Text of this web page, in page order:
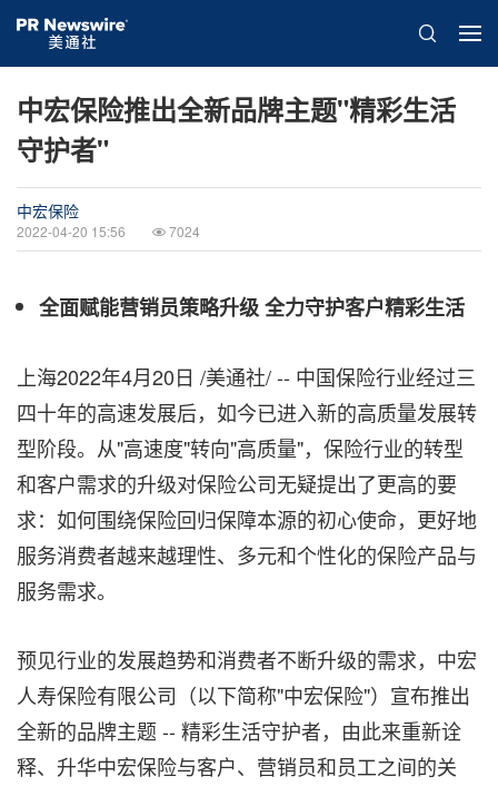
中宏保险推出全新品牌主题"精彩生活
守护者"
中宏保险
2022-04-20 15:56 7024
全面赋能营销员策略升级 全力守护客户精彩生活
上海2022年4月20日 /美通社/ -- 中国保险行业经过三
四十年的高速发展后，如今已进入新的高质量发展转
型阶段。从"高速度"转向"高质量"，保险行业的转型
和客户需求的升级对保险公司无疑提出了更高的要
求：如何围绕保险回归保障本源的初心使命，更好地
服务消费者越来越理性、多元和个性化的保险产品与
服务需求。
预见行业的发展趋势和消费者不断升级的需求，中宏
人寿保险有限公司（以下简称"中宏保险"）宣布推出
全新的品牌主题-- 精彩生活守护者，由此来重新诠
释、升华中宏保险与客户、营销员和员工之间的关